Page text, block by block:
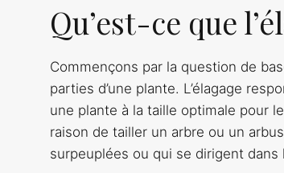
Qu’est-ce que
Commençons par la question de
parties d’une plante. L’élagage
une plante à la taille optimale pour
raison de tailler un arbre ou un
surpeuplées ou qui se dirigent dans